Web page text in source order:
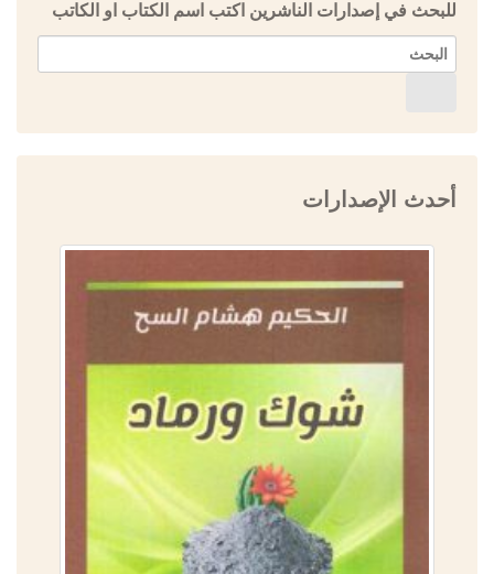
للبحث في إصدارات الناشرين اكتب اسم الكتاب او الكاتب
أحدث الإصدارات